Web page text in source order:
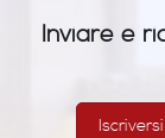
Inviare e